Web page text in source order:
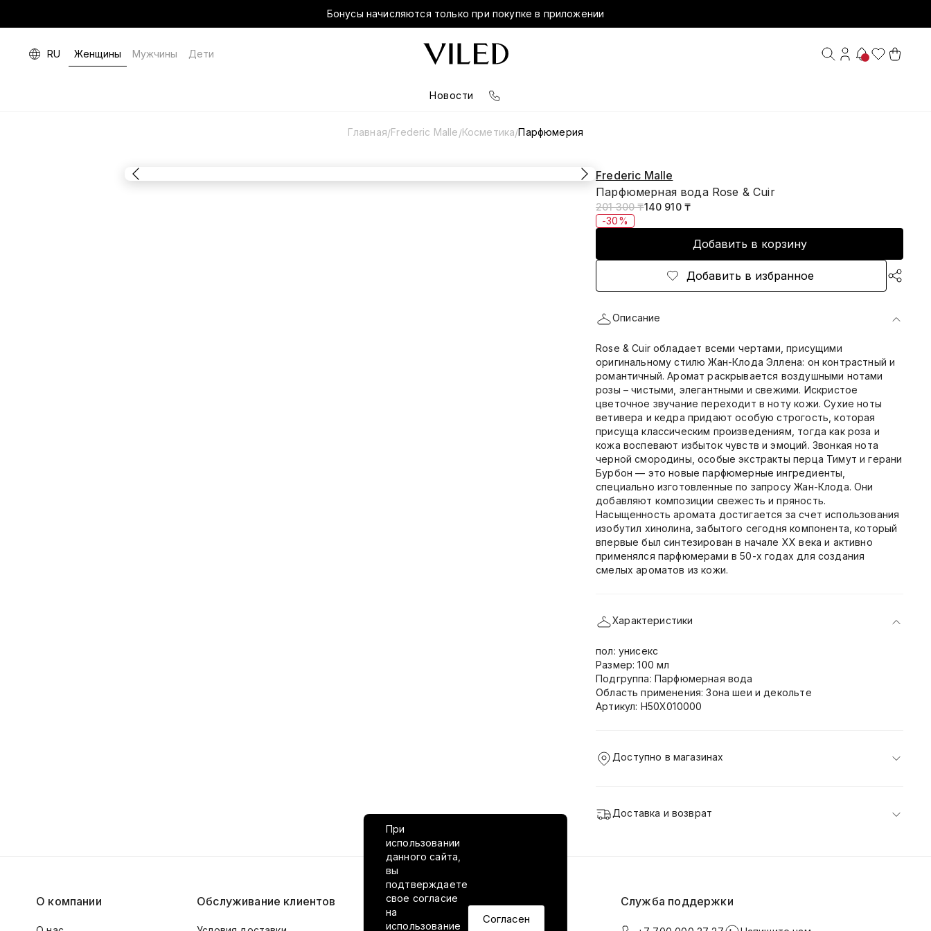
Бонусы начисляются только при покупке в приложении
RU Женщины Мужчины Дети
Новости
Главная/Frederic Malle/Косметика/Парфюмерия
Frederic Malle
Парфюмерная вода Rose & Cuir
201 300 ₸140 910 ₸
-30%
Добавить в корзину
Добавить в избранное
Описание
Rose & Cuir обладает всеми чертами, присущими
оригинальному стилю Жан-Клода Эллена: он контрастный и
романтичный. Аромат раскрывается воздушными нотами
розы – чистыми, элегантными и свежими. Искристое
цветочное звучание переходит в ноту кожи. Сухие ноты
ветивера и кедра придают особую строгость, которая
присуща классическим произведениям, тогда как роза и
кожа воспевают избыток чувств и эмоций. Звонкая нота
черной смородины, особые экстракты перца Тимут и герани
Бурбон — это новые парфюмерные ингредиенты,
специально изготовленные по запросу Жан-Клода. Они
добавляют композиции свежесть и пряность.
Насыщенность аромата достигается за счет использования
изобутил хинолина, забытого сегодня компонента, который
впервые был синтезирован в начале XX века и активно
применялся парфюмерами в 50-х годах для создания
смелых ароматов из кожи.
Характеристики
пол: унисекс
Размер: 100 мл
Подгруппа: Парфюмерная вода
Область применения: Зона шеи и декольте
Артикул: H50X010000
Доступно в магазинах
Доставка и возврат
При
использовании
данного сайта,
вы
подтверждаете
свое согласие
на
использование
Согласен
О компании Обслуживание клиентов VILED в соцсетях Служба поддержки